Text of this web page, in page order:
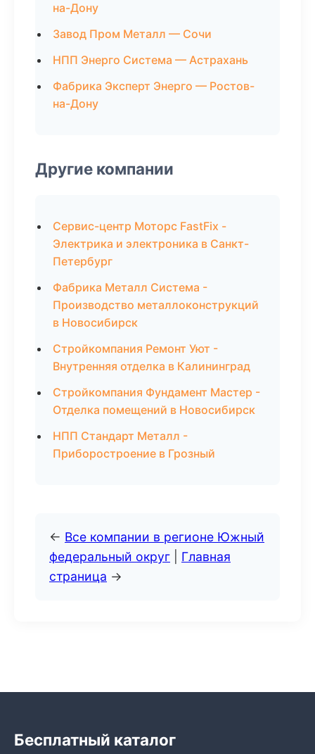
на-Дону
Завод Пром Металл — Сочи
НПП Энерго Система — Астрахань
Фабрика Эксперт Энерго — Ростов-
на-Дону
Другие компании
Сервис-центр Моторс FastFix -
Электрика и электроника в Санкт-
Петербург
Фабрика Металл Система -
Производство металлоконструкций
в Новосибирск
Стройкомпания Ремонт Уют -
Внутренняя отделка в Калининград
Стройкомпания Фундамент Мастер -
Отделка помещений в Новосибирск
НПП Стандарт Металл -
Приборостроение в Грозный
← Все компании в регионе Южный
федеральный округ
Главная
страница →
Бесплатный каталог